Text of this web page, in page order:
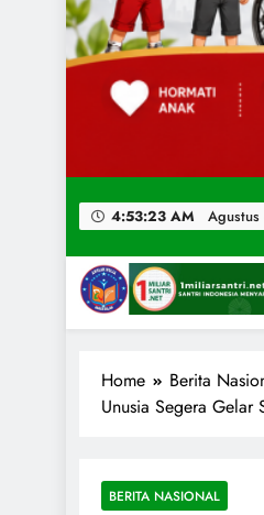
4:53:25 AM
Home
Berita
Unusia Segera Gelar
BERITA NASIONAL